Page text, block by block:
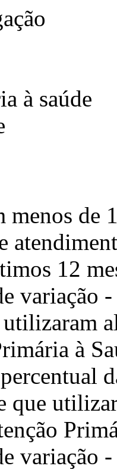
à saúde
menos de
12
variação
utilizaram
à
que
variação